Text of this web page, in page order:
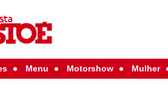
Menu Motorshow Mulher